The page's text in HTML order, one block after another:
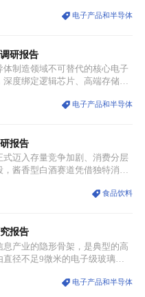
键战略资源。镓并非传统大宗金
，成为全球科技产业运转的刚
电子产品和半导体
研报告
体制造领域不可替代的核心电子
度绑定逻辑芯片、高端存储芯
层沉积（ALD）工艺专用前驱体
电子产品和半导体
报告
式迈入存量竞争加剧、消费分层
，酱香型白酒赛道凭借独特消费
一无二的核心产区壁垒、刚性产
食品饮料
报告
息产业的隐形骨架，是典型的高
径不足9微米的电子级玻璃纤
或缺的核心基材。电子布具备高
电子产品和半导体